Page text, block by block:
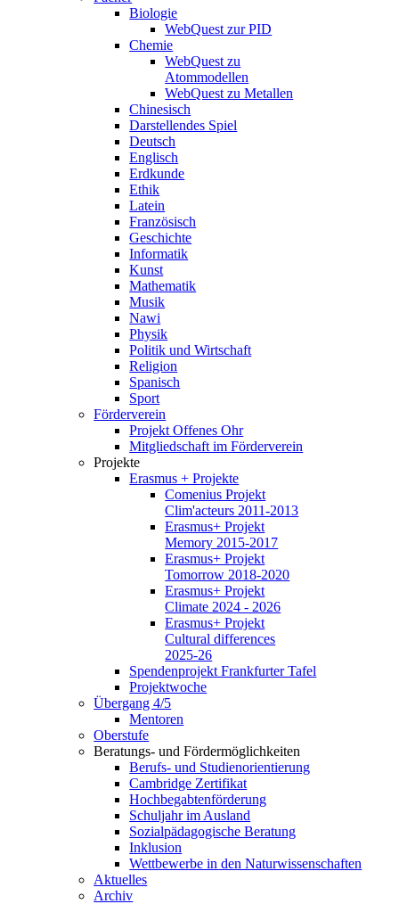
Biologie
WebQuest zur PID
Chemie
WebQuest zu
Atommodellen
WebQuest zu Metallen
Chinesisch
Darstellendes Spiel
Deutsch
Englisch
Erdkunde
Ethik
Latein
Französisch
Geschichte
Informatik
Kunst
Mathematik
Musik
Nawi
Physik
Politik und Wirtschaft
Religion
Spanisch
Sport
Förderverein
Projekt Offenes Ohr
Mitgliedschaft im Förderverein
Projekte
Erasmus + Projekte
Comenius Projekt
Clim'acteurs 2011-2013
Erasmus+ Projekt
Memory 2015-2017
Erasmus+ Projekt
Tomorrow 2018-2020
Erasmus+ Projekt
Climate 2024 - 2026
Erasmus+ Projekt
Cultural differences
2025-26
Spendenprojekt Frankfurter Tafel
Projektwoche
Übergang 4/5
Mentoren
Oberstufe
Beratungs- und Fördermöglichkeiten
Berufs- und Studienorientierung
Cambridge Zertifikat
Hochbegabtenförderung
Schuljahr im Ausland
Sozialpädagogische Beratung
Inklusion
Wettbewerbe in den Naturwissenschaften
Aktuelles
Archiv